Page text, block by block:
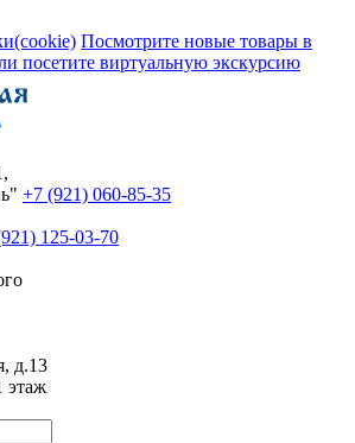
Посмотрите новые товары в
посетите виртуальную экскурсию
+7 (921) 060-85-35
125-03-70
д.13
этаж